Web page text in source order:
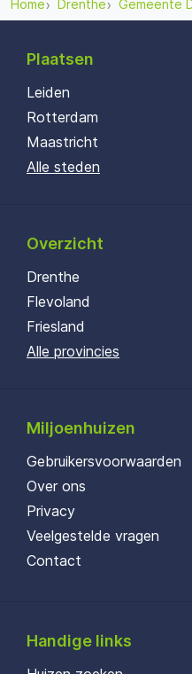
Home Drenthe Gemeente
Plaatsen
Leiden
Rotterdam
Maastricht
Alle steden
Overzicht
Drenthe
Flevoland
Friesland
Alle provincies
Miljoenhuizen
Gebruikersvoorwaarden
Over ons
Privacy
Veelgestelde vragen
Contact
Handige links